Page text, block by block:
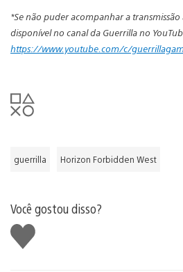
*Se não puder acompanhar a transmissão
disponível no canal da Guerrilla no
https://www.youtube.com/c/
guerrilla Horizon Forbidden West
Você gostou disso?
Curtir